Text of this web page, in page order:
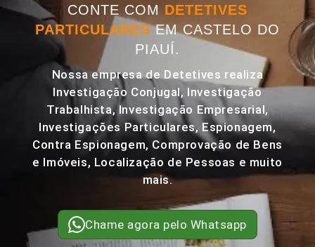
CONTE COM DETETIVES
PARTICULARESEM CASTELO DO
PIAUÍ.
Nossa empresa de Detetives realiza
Investigação Conjugal, Investigação
Trabalhista, Investigação Empresarial,
Investigações Particulares, Espionagem,
Contra Espionagem, Comprovação de Bens
e Imóveis, Localização de Pessoas e muito
mais.
Chame agora pelo Whatsapp